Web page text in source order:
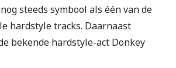
steeds symbool als één van de
hardstyle tracks. Daarnaast
bekende hardstyle-act Donkey